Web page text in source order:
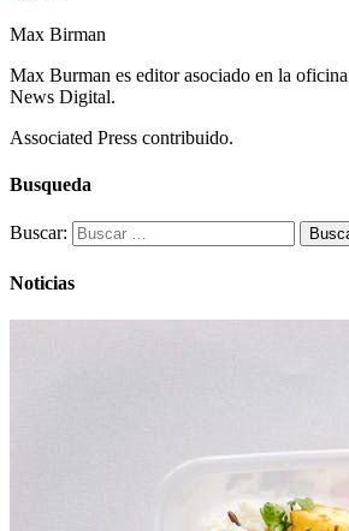
Max Birman
Max Burman es editor asociado en la
News Digital.
Associated Press contribuido.
Busqueda
Buscar:
Noticias